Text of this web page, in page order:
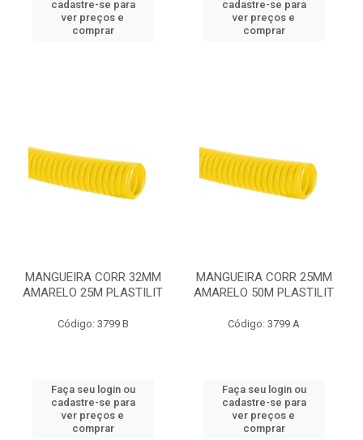
cadastre-se para
ver preços e
comprar
cadastre-se para
ver preços e
comprar
MANGUEIRA CORR 32MM
AMARELO 25M PLASTILIT
Código: 3799 B
Faça seu login ou
cadastre-se para
ver preços e
comprar
MANGUEIRA CORR 25MM
AMARELO 50M PLASTILIT
Código: 3799 A
Faça seu login ou
cadastre-se para
ver preços e
comprar